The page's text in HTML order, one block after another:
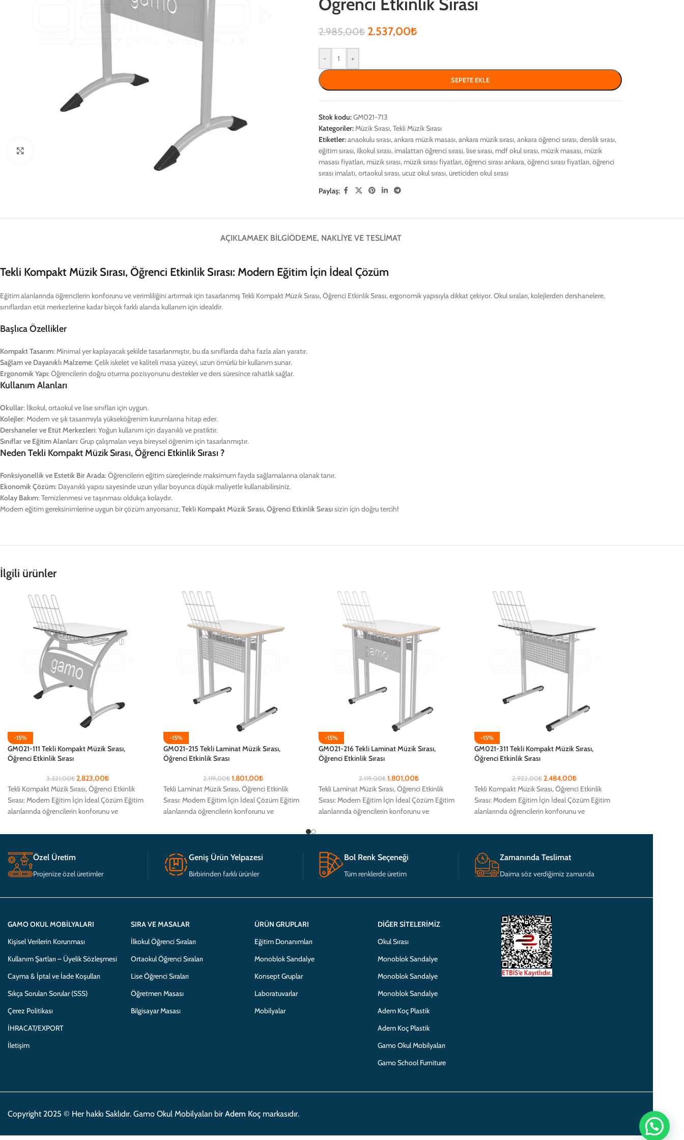
2.985,00₺ 2.537,00₺
- +
SEPETE EKLE
Stok kodu:GM021-713
Kategoriler:Müzik Sırası,Tekli Müzik Sırası
Etiketler:anaokulu sırası,ankara müzik masası,ankara müzik sırası,ankara öğrenci sırası,derslik sırası,
eğitim sırası, ilkokul sırası, imalattan öğrenci sırası, lise sırası, mdf okul sırası, müzik masası, müzik
masası fiyatları, müzik sırası, müzik sırası fiyatları,öğrenci sırası ankara,öğrenci sırası fiyatları,öğrenci
sırası imalatı,ortaokul sırası,ucuz okul sırası,üreticiden okul sırası
Paylaş:
AÇIKLAMAEK BILGIÖDEME, NAKLIYE VE TESLIMAT
Tekli Kompakt Müzik Sırası, Öğrenci Etkinlik Sırası: Modern Eğitim İçin İdeal Çözüm
Eğitim alanlarında öğrencilerin konforunu ve verimliliğini artırmak için tasarlanmış Tekli Kompakt Müzik Sırası, Öğrenci Etkinlik Sırası, ergonomik yapısıyla dikkat çekiyor. Okul sıraları, kolejlerden dershanelere,
sınıflardan etüt merkezlerine kadar birçok farklı alanda kullanım için idealdir.
Başlıca Özellikler
Kompakt Tasarım: Minimal yer kaplayacak şekilde tasarlanmıştır, bu da sınıflarda daha fazla alan yaratır.
Sağlam ve Dayanıklı Malzeme: Çelik iskelet ve kaliteli masa yüzeyi, uzun ömürlü bir kullanım sunar.
Ergonomik Yapı: Öğrencilerin doğru oturma pozisyonunu destekler ve ders süresince rahatlık sağlar.
Kullanım Alanları
Okullar: İlkokul, ortaokul ve lise sınıfları için uygun.
Kolejler: Modern ve şık tasarımıyla yükseköğrenim kurumlarına hitap eder.
Dershaneler ve Etüt Merkezleri: Yoğun kullanım için dayanıklı ve pratiktir.
Sınıflar ve Eğitim Alanları: Grup çalışmaları veya bireysel öğrenim için tasarlanmıştır.
Neden Tekli Kompakt Müzik Sırası, Öğrenci Etkinlik Sırası ?
Fonksiyonellik ve Estetik Bir Arada: Öğrencilerin eğitim süreçlerinde maksimum fayda sağlamalarına olanak tanır.
Ekonomik Çözüm: Dayanıklı yapısı sayesinde uzun yıllar boyunca düşük maliyetle kullanabilirsiniz.
Kolay Bakım: Temizlenmesi ve taşınması oldukça kolaydır.
Modern eğitim gereksinimlerine uygun bir çözüm arıyorsanız,Tekli Kompakt Müzik Sırası, Öğrenci Etkinlik Sırasısizin için doğru tercih!
İlgili ürünler
-15%
GM021-111 Tekli Kompakt Müzik Sırası,
Öğrenci Etkinlik Sırası
3.321,00₺ 2.823,00₺
Tekli Kompakt Müzik Sırası, Öğrenci Etkinlik
Sırası: Modern Eğitim İçin İdeal Çözüm Eğitim
alanlarında öğrencilerin konforunu ve
-15%
GM021-215 Tekli Laminat Müzik Sırası,
Öğrenci Etkinlik Sırası
2.119,00₺ 1.801,00₺
Tekli Laminat Müzik Sırası, Öğrenci Etkinlik
Sırası: Modern Eğitim İçin İdeal Çözüm Eğitim
alanlarında öğrencilerin konforunu ve
-15%
GM021-216 Tekli Laminat Müzik Sırası,
Öğrenci Etkinlik Sırası
2.119,00₺ 1.801,00₺
Tekli Laminat Müzik Sırası, Öğrenci Etkinlik
Sırası: Modern Eğitim İçin İdeal Çözüm Eğitim
alanlarında öğrencilerin konforunu ve
-15%
GM021-311 Tekli Kompakt Müzik Sırası,
Öğrenci Etkinlik Sırası
2.922,00₺ 2.484,00₺
Tekli Kompakt Müzik Sırası, Öğrenci Etkinlik
Sırası: Modern Eğitim İçin İdeal Çözüm Eğitim
alanlarında öğrencilerin konforunu ve
Özel Üretim
Projenize özel üretimler
Geniş Ürün Yelpazesi
Birbirinden farklı ürünler
Bol Renk Seçeneği
Tüm renklerde üretim
Zamanında Teslimat
Daima söz verdiğimiz zamanda
GAMO OKUL MOBILYALARI
Kişisel Verilerin Korunması
Kullanım Şartları – Üyelik Sözleşmesi
Cayma & İptal ve İade Koşulları
Sıkça Sorulan Sorular (SSS)
Çerez Politikası
İHRACAT/EXPORT
İletişim
SIRA VE MASALAR
İlkokul Öğrenci Sıraları
Ortaokul Öğrenci Sıraları
Lise Öğrenci Sıraları
Öğretmen Masası
Bilgisayar Masası
ÜRÜN GRUPLARI
Eğitim Donanımları
Monoblok Sandalye
Konsept Gruplar
Laboratuvarlar
Mobilyalar
DIĞER SITELERIMIZ
Okul Sırası
Monoblok Sandalye
Monoblok Sandalye
Monoblok Sandalye
Adem Koç Plastik
Adem Koç Plastik
Gamo Okul Mobilyaları
Gamo School Furniture
Copyright 2025 © Her hakkı Saklıdır. Gamo Okul Mobilyaları bir Adem Koç markasıdır.